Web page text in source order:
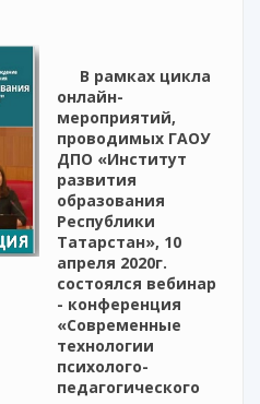
В рамках цикла
онлайн-
мероприятий,
проводимых ГАОУ
ДПО «Институт
развития
образования
Республики
Татарстан», 10
апреля 2020г.
состоялся вебинар
- конференция
«Современные
технологии
психолого-
педагогического